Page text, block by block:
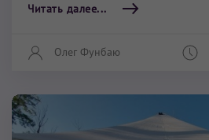
Читать далее...
Олег Фунбаю